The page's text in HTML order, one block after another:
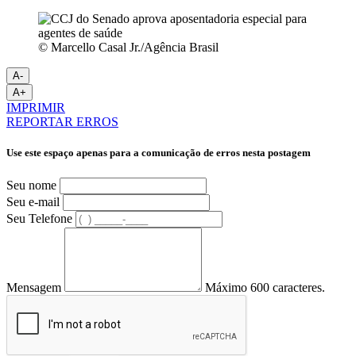
© Marcello Casal Jr./Agência Brasil
A-
A+
IMPRIMIR
REPORTAR ERROS
Use este espaço apenas para a comunicação de erros nesta postagem
Seu nome
Seu e-mail
Seu Telefone
Mensagem Máximo 600 caracteres.